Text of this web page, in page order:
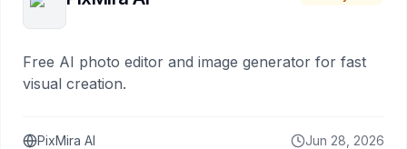
Free AI photo editor and image generator for fast
visual creation.
PixMira AI Jun 28, 2026